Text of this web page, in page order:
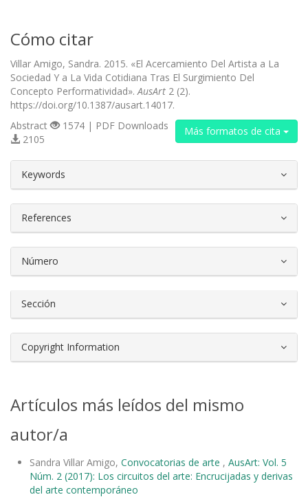
Cómo citar
Villar Amigo, Sandra. 2015. «El Acercamiento Del Artista a La
Sociedad Y a La Vida Cotidiana Tras El Surgimiento Del
Concepto Performatividad». AusArt 2 (2).
https://doi.org/10.1387/ausart.14017.
Más formatos de cita
Abstract
1574 | PDF Downloads
2105
Keywords
References
Número
Sección
Copyright Information
Artículos más leídos del mismo
autor/a
Sandra Villar Amigo, Convocatorias de arte , AusArt: Vol. 5
Núm. 2 (2017): Los circuitos del arte: Encrucijadas y derivas
del arte contemporáneo